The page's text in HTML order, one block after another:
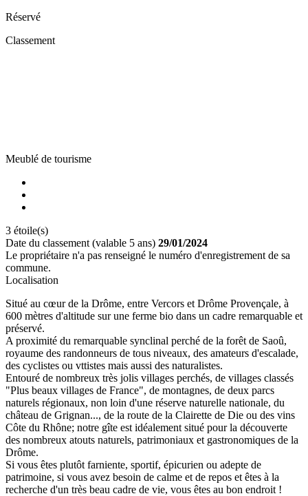
Réservé
Classement
Meublé de tourisme
3 étoile(s)
Date du classement (valable 5 ans) 29/01/2024
Le propriétaire n'a pas renseigné le numéro d'enregistrement de sa
commune.
Localisation
Situé au cœur de la Drôme, entre Vercors et Drôme Provençale, à
600 mètres d'altitude sur une ferme bio dans un cadre remarquable et
préservé.
A proximité du remarquable synclinal perché de la forêt de Saoû,
royaume des randonneurs de tous niveaux, des amateurs d'escalade,
des cyclistes ou vttistes mais aussi des naturalistes.
Entouré de nombreux très jolis villages perchés, de villages classés
"Plus beaux villages de France", de montagnes, de deux parcs
naturels régionaux, non loin d'une réserve naturelle nationale, du
château de Grignan..., de la route de la Clairette de Die ou des vins
Côte du Rhône; notre gîte est idéalement situé pour la découverte
des nombreux atouts naturels, patrimoniaux et gastronomiques de la
Drôme.
Si vous êtes plutôt farniente, sportif, épicurien ou adepte de
patrimoine, si vous avez besoin de calme et de repos et êtes à la
recherche d'un très beau cadre de vie, vous êtes au bon endroit !